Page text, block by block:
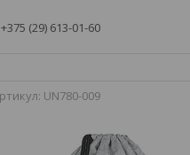
+375 (29) 613-01-60
UN780-009